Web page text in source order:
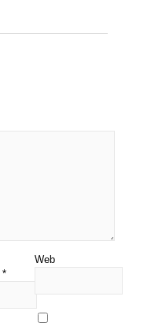
*
Web